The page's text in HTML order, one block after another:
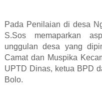
Pada Penilaian di desa
S.Sos memaparkan
unggulan desa yang
Camat dan Muspika
UPTD Dinas, ketua BPD
Bolo.